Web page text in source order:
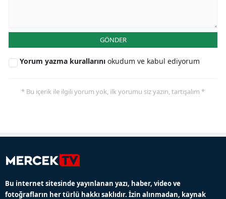
GÖNDER
Yorum yazma kurallarını okudum ve kabul ediyorum
* Bu içerik ile ilgili yorum yok, ilk yorumu siz yazın, tartışalım *
Bu internet sitesinde yayınlanan yazı, haber, video ve
fotoğrafların her türlü hakkı saklıdır. İzin alınmadan, kaynak